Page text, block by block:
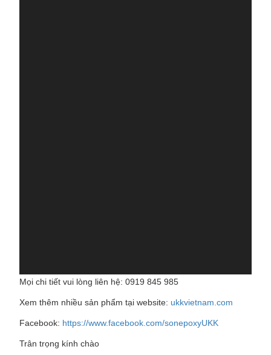
Mọi chi tiết vui lòng liên hệ: 0919 845 985
Xem thêm nhiều sản phẩm tại website: ukkvietnam.com
Facebook: https://www.facebook.com/sonepoxyUKK
Trân trọng kính chào